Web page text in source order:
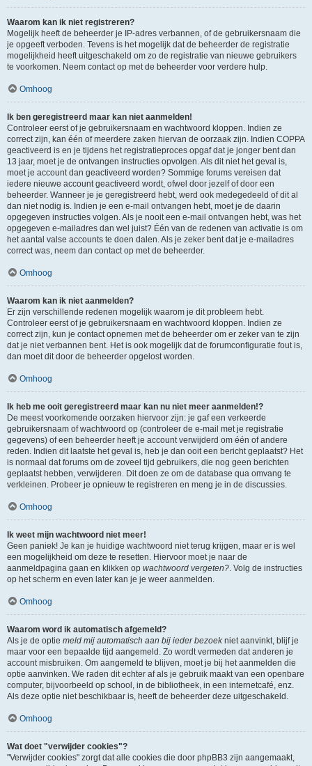
Waarom kan ik niet registreren?
Mogelijk heeft de beheerder je IP-adres verbannen, of de gebruikersnaam die
je opgeeft verboden. Tevens is het mogelijk dat de beheerder de registratie
mogelijkheid heeft uitgeschakeld om zo de registratie van nieuwe gebruikers
te voorkomen. Neem contact op met de beheerder voor verdere hulp.
Omhoog
Ik ben geregistreerd maar kan niet aanmelden!
Controleer eerst of je gebruikersnaam en wachtwoord kloppen. Indien ze
correct zijn, kan één of meerdere zaken hiervan de oorzaak zijn. Indien COPPA
geactiveerd is en je tijdens het registratieproces opgaf dat je jonger bent dan
13 jaar, moet je de ontvangen instructies opvolgen. Als dit niet het geval is,
moet je account dan geactiveerd worden? Sommige forums vereisen dat
iedere nieuwe account geactiveerd wordt, ofwel door jezelf of door een
beheerder. Wanneer je je geregistreerd hebt, werd ook medegedeeld of dit al
dan niet nodig is. Indien je een e-mail ontvangen hebt, moet je de daarin
opgegeven instructies volgen. Als je nooit een e-mail ontvangen hebt, was het
opgegeven e-mailadres dan wel juist? Één van de redenen van activatie is om
het aantal valse accounts te doen dalen. Als je zeker bent dat je e-mailadres
correct was, neem dan contact op met de beheerder.
Omhoog
Waarom kan ik niet aanmelden?
Er zijn verschillende redenen mogelijk waarom je dit probleem hebt.
Controleer eerst of je gebruikersnaam en wachtwoord kloppen. Indien ze
correct zijn, kun je contact opnemen met de beheerder om er zeker van te zijn
dat je niet verbannen bent. Het is ook mogelijk dat de forumconfiguratie fout is,
dan moet dit door de beheerder opgelost worden.
Omhoog
Ik heb me ooit geregistreerd maar kan nu niet meer aanmelden!?
De meest voorkomende oorzaken hiervoor zijn: je gaf een verkeerde
gebruikersnaam of wachtwoord op (controleer de e-mail met je registratie
gegevens) of een beheerder heeft je account verwijderd om één of andere
reden. Indien dit laatste het geval is, heb je dan ooit een bericht geplaatst? Het
is normaal dat forums om de zoveel tijd gebruikers, die nog geen berichten
geplaatst hebben, verwijderen. Dit doen ze om de database qua omvang te
verkleinen. Probeer je opnieuw te registreren en meng je in de discussies.
Omhoog
Ik weet mijn wachtwoord niet meer!
Geen paniek! Je kan je huidige wachtwoord niet terug krijgen, maar er is wel
een mogelijkheid om deze te resetten. Hiervoor moet je naar de
aanmeldpagina gaan en klikken op wachtwoord vergeten?. Volg de instructies
op het scherm en even later kan je je weer aanmelden.
Omhoog
Waarom word ik automatisch afgemeld?
Als je de optie meld mij automatisch aan bij ieder bezoekniet aanvinkt, blijf je
maar voor een bepaalde tijd aangemeld. Zo wordt vermeden dat anderen je
account misbruiken. Om aangemeld te blijven, moet je bij het aanmelden die
optie aanvinken. We raden dit echter af als je gebruik maakt van een openbare
computer, bijvoorbeeld op school, in de bibliotheek, in een internetcafé, enz.
Als deze optie niet beschikbaar is, heeft de beheerder deze uitgeschakeld.
Omhoog
Wat doet "verwijder cookies"?
"Verwijder cookies" zorgt dat alle cookies die door phpBB3 zijn aangemaakt,